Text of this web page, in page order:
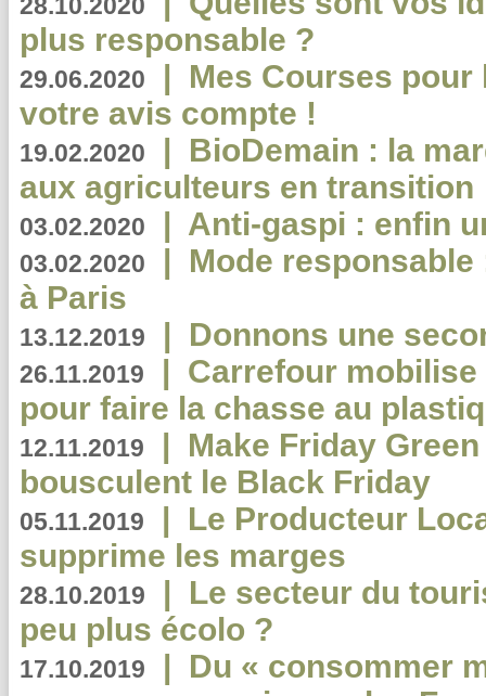
plus responsable ?
29.06.2020 | Mes Courses pour
votre avis compte !
19.02.2020 | BioDemain : la
aux agriculteurs en transition
03.02.2020 | Anti-gaspi : enfin
03.02.2020 | Mode
à Paris
13.12.2019 | Donnons une
26.11.2019 | Carrefour
pour faire la chasse au
12.11.2019 | Make Friday
bousculent le Black Friday
05.11.2019 | Le Producteur
supprime les marges
28.10.2019 | Le secteur du
peu plus écolo ?
17.10.2019 | Du « consommer